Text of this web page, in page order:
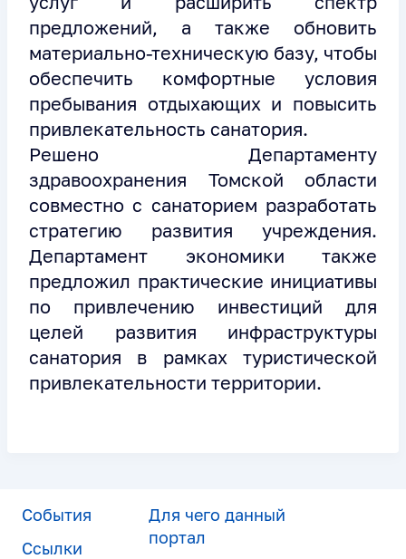
предложений, а также обновить
материально-техническую базу, чтобы
обеспечить комфортные условия
пребывания отдыхающих и повысить
привлекательность санатория.
Решено Департаменту
здравоохранения Томской области
совместно с санаторием разработать
стратегию развития учреждения.
Департамент экономики также
предложил практические инициативы
по привлечению инвестиций для
целей развития инфраструктуры
санатория в рамках туристической
привлекательности территории.
События
Ссылки
Для чего данный
портал